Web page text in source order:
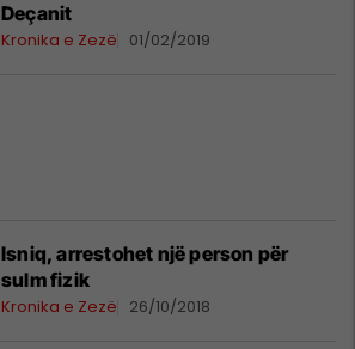
Deçanit
Kronika e Zezë 01/02/2019
Isniq, arrestohet një person për
sulm fizik
Kronika e Zezë 26/10/2018